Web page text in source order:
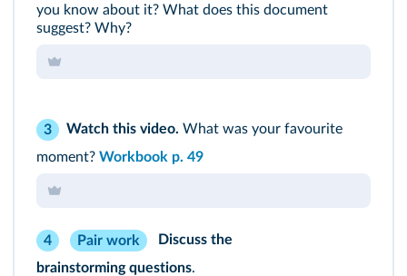
you know about it? What does this document
suggest? Why?
3 Watch this video. What was your favourite
moment? Workbook p. 49
4 Pair work
Discuss the
brainstorming questions.